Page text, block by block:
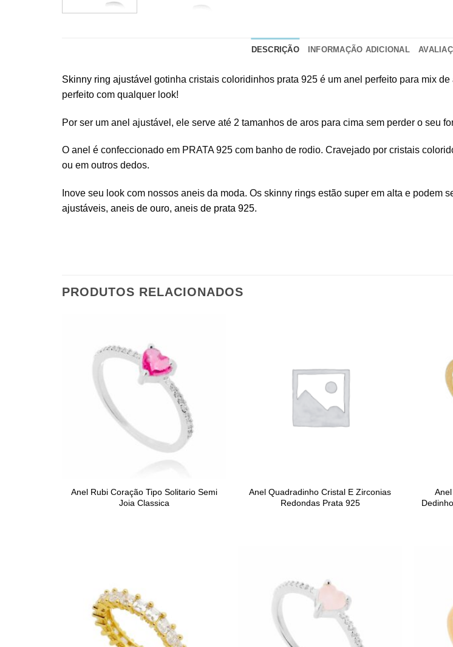
DESCRIÇÃO INFORMAÇÃO ADICIONAL
Skinny ring ajustável gotinha cristais coloridinhos prata 925 é um anel perfeito para mix
perfeito com qualquer look!
Por ser um anel ajustável, ele serve até 2 tamanhos de aros para cima sem perder o seu
O anel é confeccionado em PRATA 925 com banho de rodio. Cravejado por cristais
ou em outros dedos.
Inove seu look com nossos aneis da moda. Os skinny rings estão super em alta e podem
ajustáveis, aneis de ouro, aneis de prata 925.
PRODUTOS RELACIONADOS
Anel Rubi Coração Tipo Solitario Semi
Joia Classica
Anel Quadradinho Cristal E Zirconias
Redondas Prata 925